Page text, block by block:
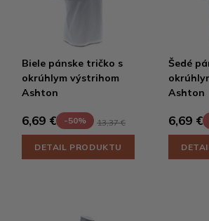
Biele pánske tričko s
okrúhlym výstrihom
Ashton
6,69 € -50% 13,37 €
DETAIL PRODUKTU
Šedé
Ashton
6,69 €